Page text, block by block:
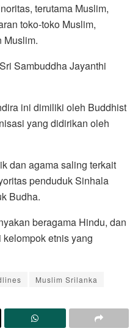
terutama Muslim,
toko-toko Muslim,
Muslim.
Sambuddha Jayanthi
ini dimiliki oleh Buddhist
yang didirikan oleh
dan agama saling terkait
penduduk Sinhala
Budha.
beragama Hindu, dan
etnis yang
Muslim Srilanka